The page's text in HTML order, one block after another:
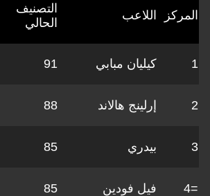
المركز اللاعب
التصنيف
الحالي
1 كيليان مبابي 91
2 إرلينج هالاند 88
3 بيدري 85
=4 فيل فودين 85